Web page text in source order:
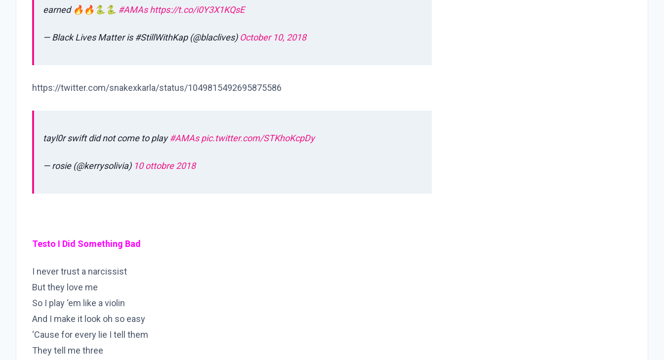
earned 🔥🔥🐍🐍 #AMAs https://t.co/i0Y3X1KQsE
— Black Lives Matter is #StillWithKap (@blaclives) October 10, 2018
https://twitter.com/snakexkarla/status/1049815492695875586
tayl0r swift did not come to play#AMAs pic.twitter.com/STKhoKcpDy
— rosie (@kerrysolivia) 10 ottobre 2018
Testo I Did Something Bad
I never trust a narcissist
But they love me
So I play ‘em like a violin
And I make it look oh so easy
‘Cause for every lie I tell them
They tell me three